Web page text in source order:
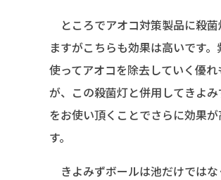
ところでアオコ対策製品に殺菌
ますがこちらも効果は高いです。
使ってアオコを除去していく優れ
が、この殺菌灯と併用してきよ
をお使い頂くことでさらに効果
す。
きよみずボールは池だけではな